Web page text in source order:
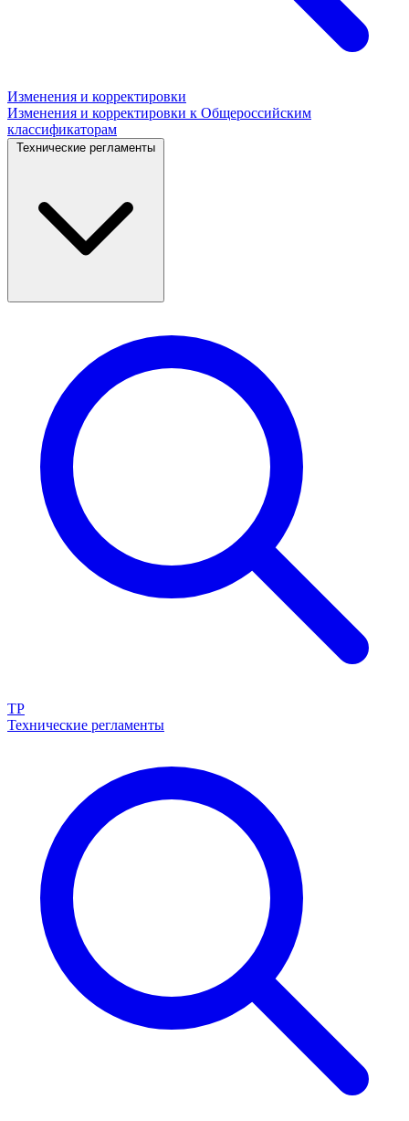
Изменения и корректировки
Изменения и корректировки к Общероссийским
классификаторам
Технические регламенты
ТР
Технические регламенты